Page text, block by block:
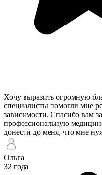
Хочу выразить огромную
специалисты помогли мне
зависимости. Спасибо вам
профессиональную
донести до меня, что мне
Ольга
32 года